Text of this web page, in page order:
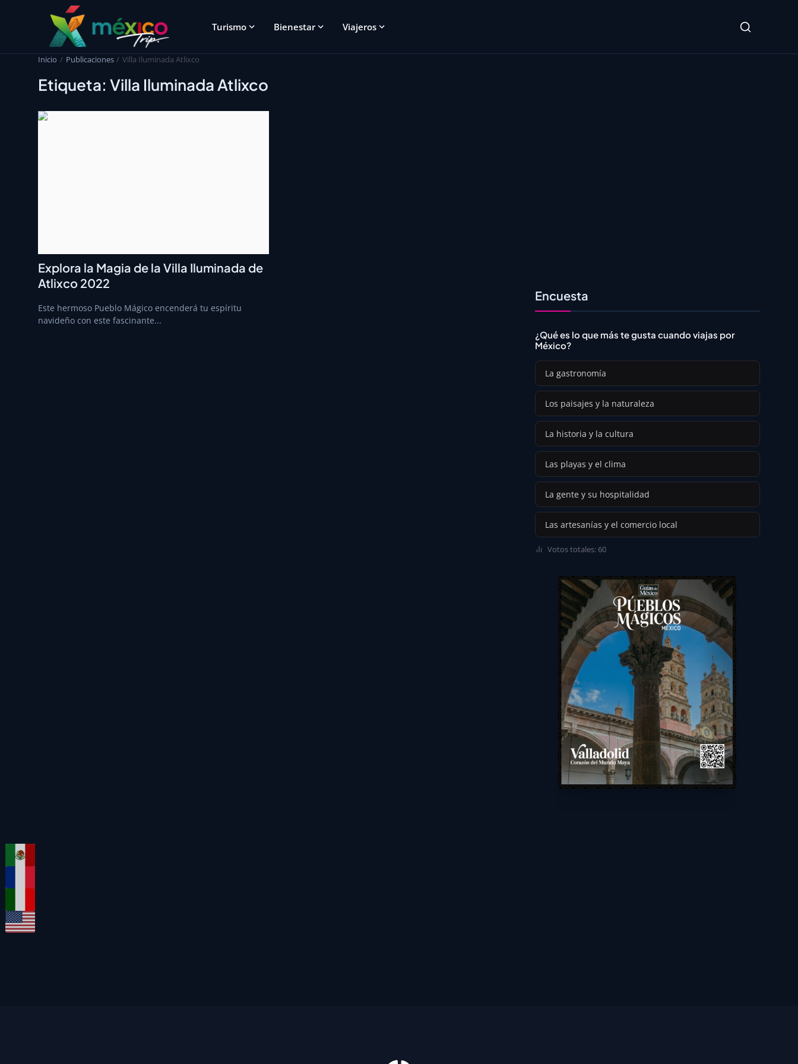
Turismo Bienestar Viajeros
Inicio Publicaciones Villa Iluminada Atlixco
Etiqueta: Villa Iluminada Atlixco
Explora la Magia de la Villa Iluminada de
Atlixco 2022
Este hermoso Pueblo Mágico encenderá tu espíritu
navideño con este fascinante...
Encuesta
¿Qué es lo que más te gusta cuando viajas por
México?
La gastronomía
Los paisajes y la naturaleza
La historia y la cultura
Las playas y el clima
La gente y su hospitalidad
Las artesanías y el comercio local
Votos totales: 60